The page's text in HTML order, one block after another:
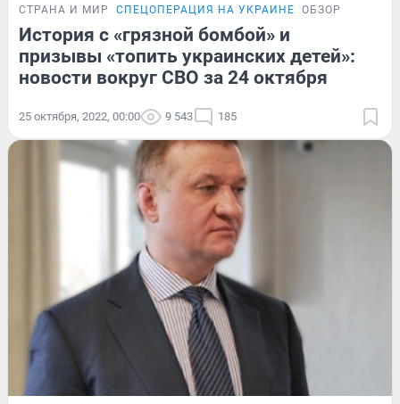
СТРАНА И МИР СПЕЦОПЕРАЦИЯ НА УКРАИНЕ ОБЗОР
История с «грязной бомбой» и
призывы «топить украинских детей»:
новости вокруг СВО за 24 октября
25 октября, 2022, 00:00 9 543 185